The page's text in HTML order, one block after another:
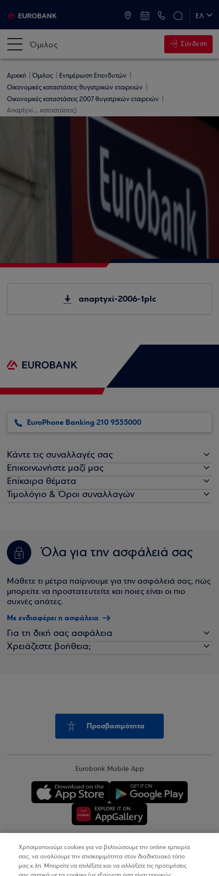
ΕΛ
Όμιλος Σύνδεση
Αρχική Όμιλος
Ενημέρωση Επενδυτών
Οικονομικές καταστάσεις θυγατρικών εταιρειών
Οικονομικές καταστάσεις 2007 θυγατρικών εταιρειών
Anaptyxi ... καταστάσεις)
anaptyxi-2006-1plc
EuroPhone Banking 210 9555000
Κάντε τις συναλλαγές σας
Επικοινωνήστε μαζί μας
Επίκαιρα θέματα
Τιμολόγιο & Όροι συναλλαγών
Όλα για την ασφάλειά σας
Μάθετε τι μέτρα παίρνουμε για την ασφάλειά σας, πώς
μπορείτε να προστατευτείτε και ποιες είναι οι πιο
συχνές απάτες.
Με ενδιαφέρει η ασφάλεια
Για τη δική σας ασφάλεια
Χρειάζεστε βοήθεια;
Προσβασιμότητα
Eurobank Mobile App
Copyright © 2026
Χρησιμοποιούμε cookies για να βελτιώσουμε την online εμπειρία
σας, να αναλύουμε την επισκεψιμότητα στον διαδικτυακό τόπο
μας κ.λπ. Μπορείτε να επιλέξετε και να αλλάξετε τις προτιμήσεις